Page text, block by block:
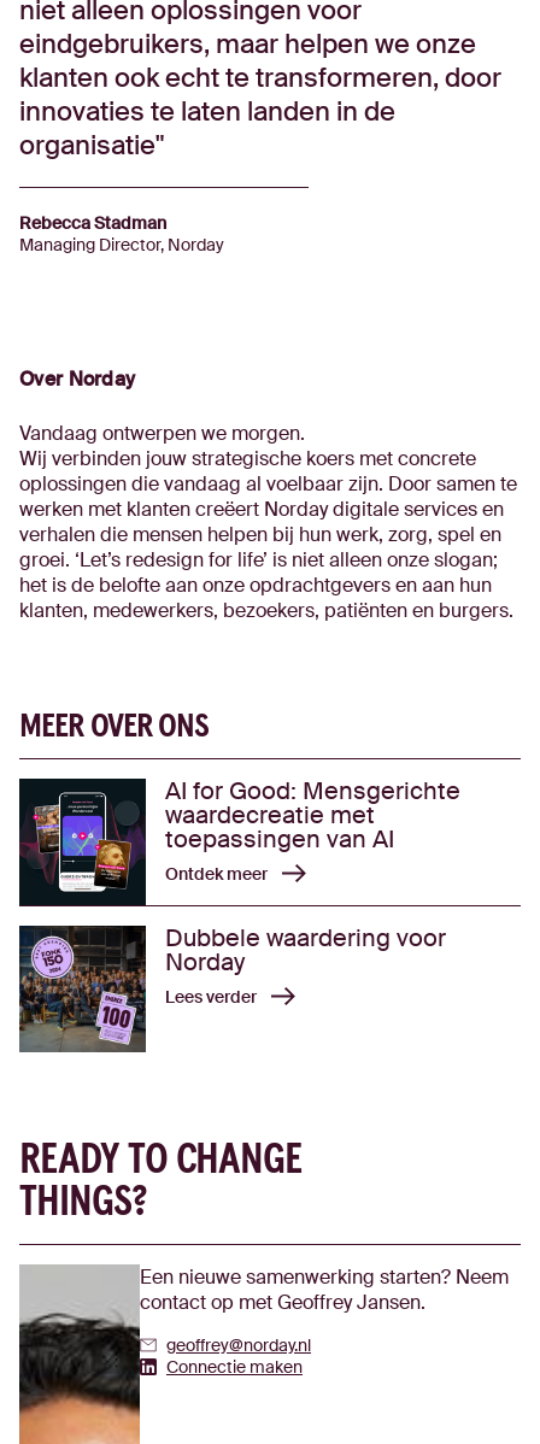
niet alleen oplossingen voor
eindgebruikers, maar helpen we onze
klanten ook echt te transformeren, door
innovaties te laten landen in de
organisatie
Rebecca Stadman
Managing Director, Norday
Over Norday
Vandaag ontwerpen we morgen.
Wij verbinden jouw strategische koers met concrete
oplossingen die vandaag al voelbaar zijn. Door samen te
werken met klanten creëert Norday digitale services en
verhalen die mensen helpen bij hun werk, zorg, spel en
groei. ‘Let’s redesign for life’ is niet alleen onze slogan;
het is de belofte aan onze opdrachtgevers en aan hun
klanten, medewerkers, bezoekers, patiënten en burgers.
MEER OVER ONS
AI for Good: Mensgerichte
waardecreatie met
toepassingen van AI
Ontdek meer
Dubbele waardering voor
Norday
Lees verder
READY TO CHANGE
THINGS?
Een nieuwe samenwerking starten? Neem
contact op met Geoffrey Jansen.
geoffrey@norday.nl
Connectie maken
Geoffrey Jansen's Linkedin